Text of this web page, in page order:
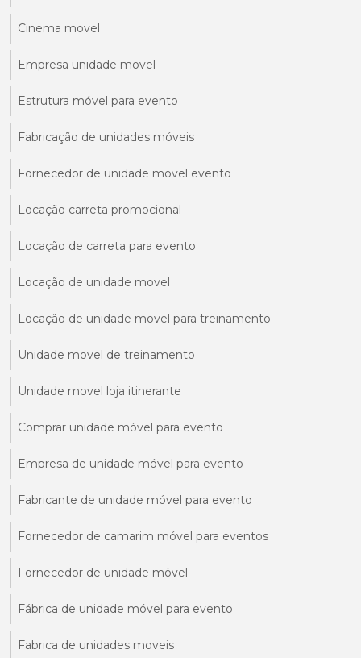
Cinema movel
Empresa unidade movel
Estrutura móvel para evento
Fabricação de unidades móveis
Fornecedor de unidade movel evento
Locação carreta promocional
Locação de carreta para evento
Locação de unidade movel
Locação de unidade movel para treinamento
Unidade movel de treinamento
Unidade movel loja itinerante
Comprar unidade móvel para evento
Empresa de unidade móvel para evento
Fabricante de unidade móvel para evento
Fornecedor de camarim móvel para eventos
Fornecedor de unidade móvel
Fábrica de unidade móvel para evento
Fabrica de unidades moveis